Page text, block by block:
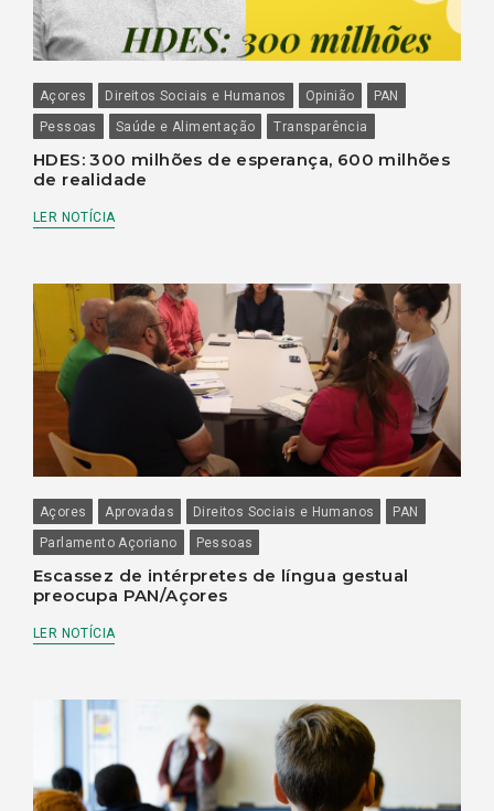
Açores Direitos Sociais e Humanos Opinião
PAN
Pessoas
Saúde e Alimentação Transparência
HDES: 300 milhões de esperança, 600 milhões
de realidade
LER NOTÍCIA
Açores Aprovadas Direitos Sociais e Humanos
PAN
Parlamento Açoriano
Pessoas
Escassez de intérpretes de língua gestual
preocupa PAN/Açores
LER NOTÍCIA